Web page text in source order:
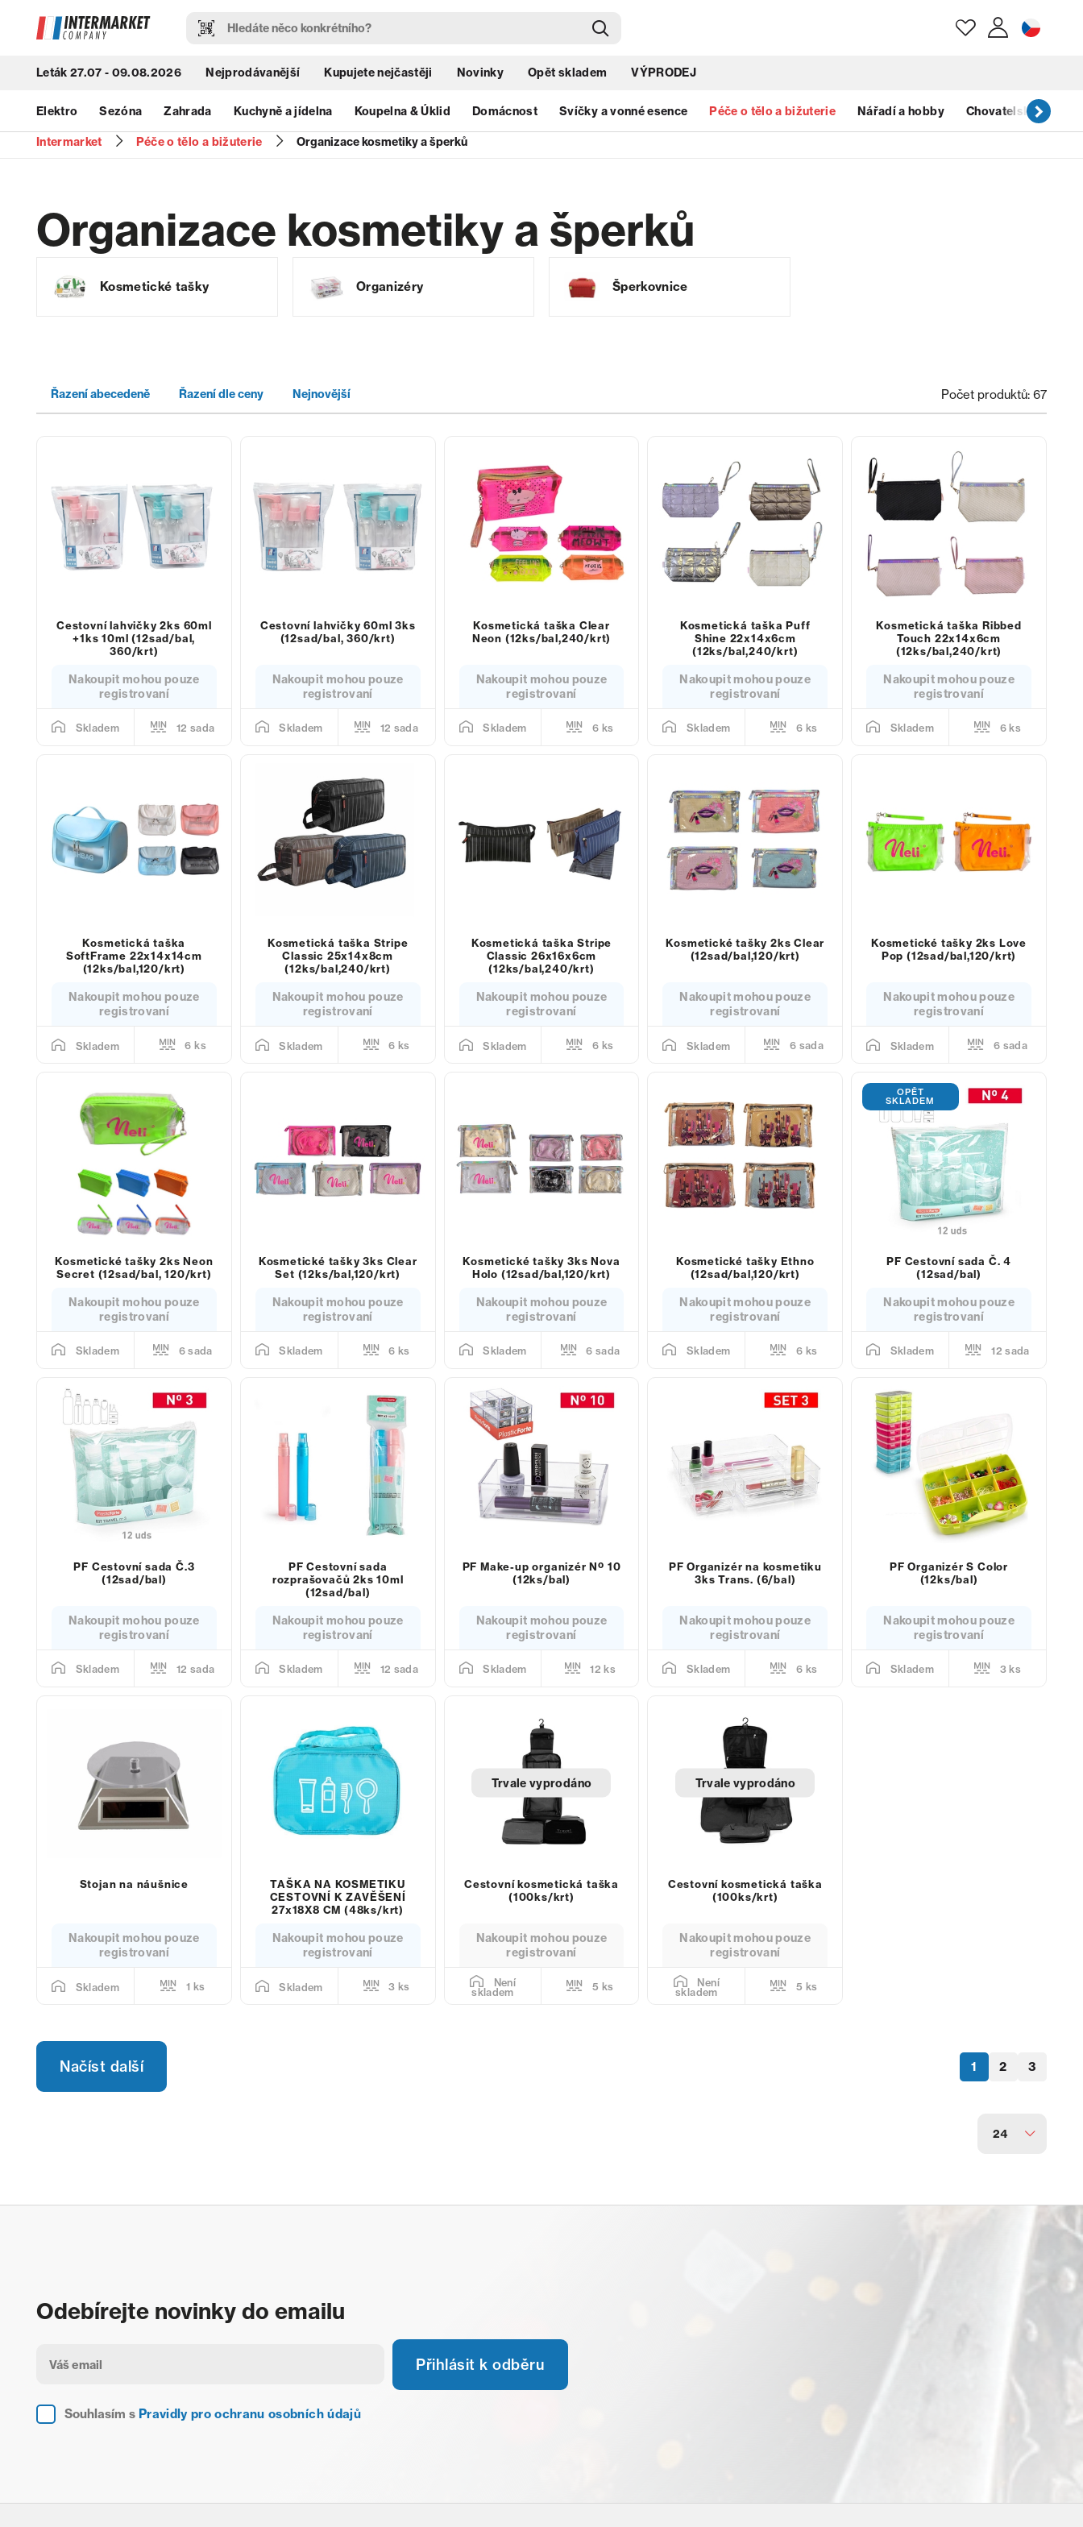
Leták 27.07 - 09.08.2026 Nejprodávanější Kupujete nejčastěji Novinky Opět skladem VÝPRODEJ
Elektro Sezóna Zahrada Kuchyně a jídelna Koupelna & Úklid Domácnost Svíčky a vonné esence Péče o tělo a bižuterie Nářadí a hobby Chovatelské
Intermarket Péče o tělo a bižuterie Organizace kosmetiky a šperků
Organizace kosmetiky a šperků
Kosmetické tašky Organizéry Šperkovnice
Řazení abecedeně Řazení dle ceny Nejnovější Počet produktů: 67
Cestovní lahvičky 2ks 60ml
+1ks 10ml (12sad/bal,
360/krt)
Nakoupit mohou pouze
registrovaní
Skladem 12 sada
Cestovní lahvičky 60ml 3ks
(12sad/bal, 360/krt)
Nakoupit mohou pouze
registrovaní
Skladem 12 sada
Kosmetická taška Clear
Neon (12ks/bal,240/krt)
Nakoupit mohou pouze
registrovaní
Skladem 6 ks
Kosmetická taška Puff
Shine 22x14x6cm
(12ks/bal,240/krt)
Nakoupit mohou pouze
registrovaní
Skladem 6 ks
Kosmetická taška Ribbed
Touch 22x14x6cm
(12ks/bal,240/krt)
Nakoupit mohou pouze
registrovaní
Skladem 6 ks
Kosmetická taška
SoftFrame 22x14x14cm
(12ks/bal,120/krt)
Nakoupit mohou pouze
registrovaní
Skladem 6 ks
Kosmetická taška Stripe
Classic 25x14x8cm
(12ks/bal,240/krt)
Nakoupit mohou pouze
registrovaní
Skladem 6 ks
Kosmetická taška Stripe
Classic 26x16x6cm
(12ks/bal,240/krt)
Nakoupit mohou pouze
registrovaní
Skladem 6 ks
Kosmetické tašky 2ks Clear
(12sad/bal,120/krt)
Nakoupit mohou pouze
registrovaní
Skladem 6 sada
Kosmetické tašky 2ks Love
Pop (12sad/bal,120/krt)
Nakoupit mohou pouze
registrovaní
Skladem 6 sada
Kosmetické tašky 2ks Neon
Secret (12sad/bal, 120/krt)
Nakoupit mohou pouze
registrovaní
Skladem 6 sada
Kosmetické tašky 3ks Clear
Set (12ks/bal,120/krt)
Nakoupit mohou pouze
registrovaní
Skladem 6 ks
Kosmetické tašky 3ks Nova
Holo (12sad/bal,120/krt)
Nakoupit mohou pouze
registrovaní
Skladem 6 sada
Kosmetické tašky Ethno
(12sad/bal,120/krt)
Nakoupit mohou pouze
registrovaní
Skladem 6 ks
OPĚT
SKLADEM
PF Cestovní sada Č. 4
(12sad/bal)
Nakoupit mohou pouze
registrovaní
Skladem 12 sada
PF Cestovní sada Č.3
(12sad/bal)
Nakoupit mohou pouze
registrovaní
Skladem 12 sada
PF Cestovní sada
rozprašovačů 2ks 10ml
(12sad/bal)
Nakoupit mohou pouze
registrovaní
Skladem 12 sada
PF Make-up organizér Nº 10
(12ks/bal)
Nakoupit mohou pouze
registrovaní
Skladem 12 ks
PF Organizér na kosmetiku
3ks Trans. (6/bal)
Nakoupit mohou pouze
registrovaní
Skladem 6 ks
PF Organizér S Color
(12ks/bal)
Nakoupit mohou pouze
registrovaní
Skladem 3 ks
Stojan na náušnice
Nakoupit mohou pouze
registrovaní
Skladem 1 ks
TAŠKA NA KOSMETIKU
CESTOVNÍ K ZAVĚŠENÍ
27x18X8 CM (48ks/krt)
Nakoupit mohou pouze
registrovaní
Skladem 3 ks
Trvale vyprodáno
Cestovní kosmetická taška
(100ks/krt)
Nakoupit mohou pouze
registrovaní
Není
skladem
5 ks
Trvale vyprodáno
Cestovní kosmetická taška
(100ks/krt)
Nakoupit mohou pouze
registrovaní
Není
skladem
5 ks
Načíst další 1 2 3
24
Odebírejte novinky do emailu
Souhlasím s Pravidly pro ochranu osobních údajů
Přihlásit k odběru